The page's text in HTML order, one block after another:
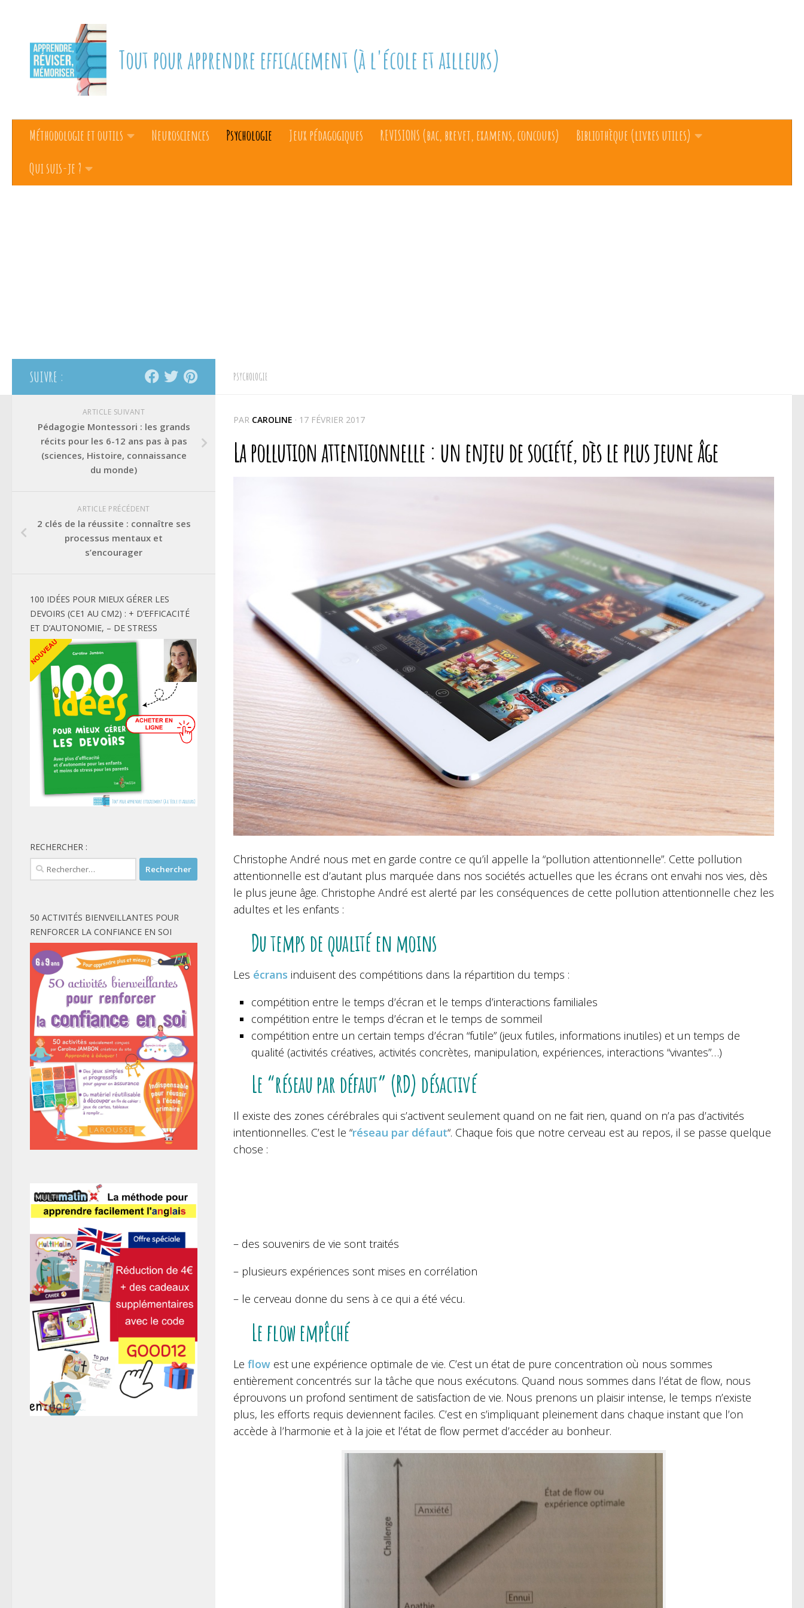
Tout pour apprendre efficacement (à l'école et ailleurs)
Méthodologie et outils Neurosciences Psychologie Jeux pédagogiques REVISIONS (bac, brevet, examens, concours)
Bibliothèque (livres utiles)
Qui suis-je ?
PSYCHOLOGIE
PAR CAROLINE · 17 FÉVRIER 2017
La pollution attentionnelle : un enjeu de société, dès le plus jeune âge
Christophe André nous met en garde contre ce qu’il appelle la “pollution attentionnelle”. Cette pollution
attentionnelle est d’autant plus marquée dans nos sociétés actuelles que les écrans ont envahi nos vies, dès
le plus jeune âge. Christophe André est alerté par les conséquences de cette pollution attentionnelle chez les
adultes et les enfants :
Du temps de qualité en moins
Les écrans induisent des compétitions dans la répartition du temps :
compétition entre le temps d’écran et le temps d’interactions familiales
compétition entre le temps d’écran et le temps de sommeil
compétition entre un certain temps d’écran “futile” (jeux futiles, informations inutiles) et un temps de
qualité (activités créatives, activités concrètes, manipulation, expériences, interactions “vivantes”…)
Le “réseau par défaut” (RD) désactivé
Il existe des zones cérébrales qui s’activent seulement quand on ne fait rien, quand on n’a pas d’activités
intentionnelles. C’est le “réseau par défaut“. Chaque fois que notre cerveau est au repos, il se passe quelque
chose :
– des souvenirs de vie sont traités
– plusieurs expériences sont mises en corrélation
– le cerveau donne du sens à ce qui a été vécu.
Le flow empêché
Le flow est une expérience optimale de vie. C’est un état de pure concentration où nous sommes
entièrement concentrés sur la tâche que nous exécutons. Quand nous sommes dans l’état de flow, nous
éprouvons un profond sentiment de satisfaction de vie. Nous prenons un plaisir intense, le temps n’existe
plus, les efforts requis deviennent faciles. C’est en s’impliquant pleinement dans chaque instant que l’on
accède à l’harmonie et à la joie et l’état de flow permet d’accéder au bonheur.
SUIVRE :
ARTICLE SUIVANT
Pédagogie Montessori : les grands
récits pour les 6-12 ans pas à pas
(sciences, Histoire, connaissance
du monde)
ARTICLE PRÉCÉDENT
2 clés de la réussite : connaître ses
processus mentaux et
s’encourager
100 IDÉES POUR MIEUX GÉRER LES
DEVOIRS (CE1 AU CM2) : + D’EFFICACITÉ
ET D’AUTONOMIE, – DE STRESS
RECHERCHER :
Rechercher :
50 ACTIVITÉS BIENVEILLANTES POUR
RENFORCER LA CONFIANCE EN SOI